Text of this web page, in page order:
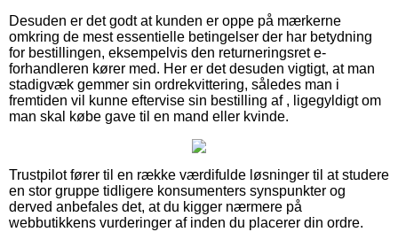
Desuden er det godt at kunden er oppe på mærkerne
omkring de mest essentielle betingelser der har betydning
for bestillingen, eksempelvis den returneringsret e-
forhandleren kører med. Her er det desuden vigtigt, at man
stadigvæk gemmer sin ordrekvittering, således man i
fremtiden vil kunne eftervise sin bestilling af , ligegyldigt om
man skal købe gave til en mand eller kvinde.
Trustpilot fører til en række værdifulde løsninger til at studere
en stor gruppe tidligere konsumenters synspunkter og
derved anbefales det, at du kigger nærmere på
webbutikkens vurderinger af inden du placerer din ordre.